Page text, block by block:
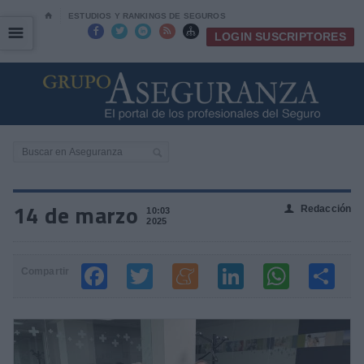
⌂ ESTUDIOS Y RANKINGS DE SEGUROS
     LOGIN SUSCRIPTORES
☰
☰
14 de marzo
10:03
2025
👤 Redacción